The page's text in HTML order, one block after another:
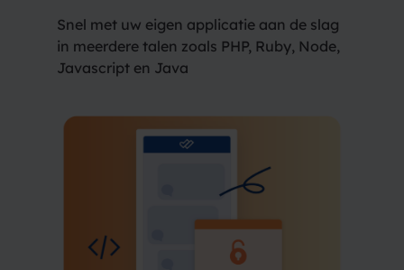
Snel met uw eigen applicatie aan de slag
in meerdere talen zoals PHP, Ruby, Node,
Javascript en Java